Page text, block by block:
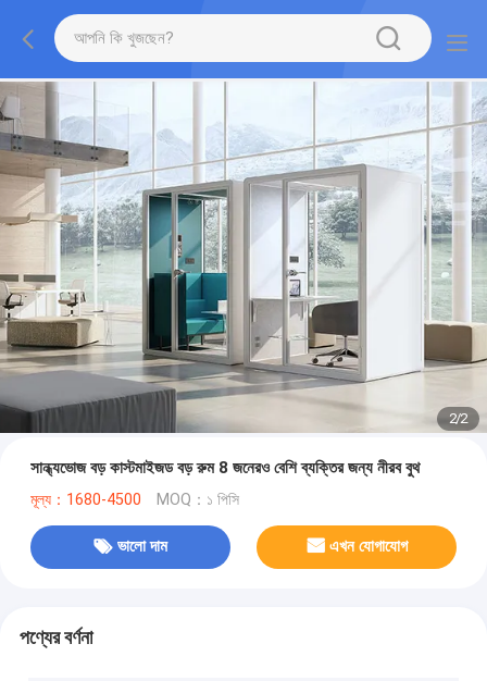
2/2
সান্ধ্যভোজ বড় কাস্টমাইজড বড় রুম 8 জনেরও বেশি ব্যক্তির জন্য নীরব বুথ
মূল্য：1680-4500 MOQ：১ পিসি
ভালো দাম এখন যোগাযোগ
পণ্যের বর্ণনা